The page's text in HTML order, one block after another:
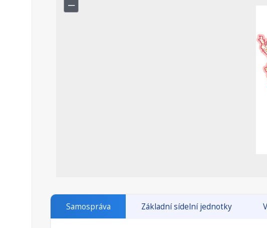
Samospráva Základní sídelní jednotky